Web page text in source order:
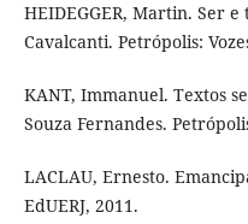
HEIDEGGER, Martin. Ser
Cavalcanti. Petrópolis:
KANT, Immanuel. Textos
Souza Fernandes.
LACLAU, Ernesto.
EdUERJ, 2011.